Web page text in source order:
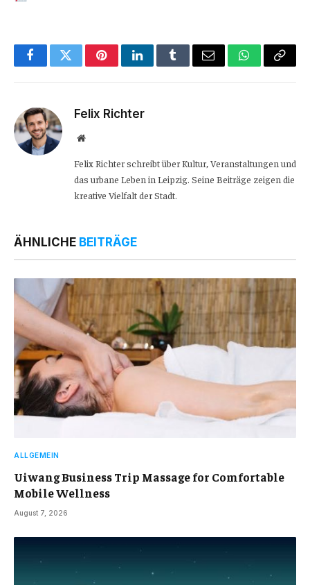
FacebookTwitterPinterestLinkedInTumblrEmail WhatsApp
Copy
Felix Richter
Website
Felix Richter schreibt über Kultur, Veranstaltungen und
das urbane Leben in Leipzig. Seine Beiträge zeigen die
kreative Vielfalt der Stadt.
ÄHNLICHE BEITRÄGE
ALLGEMEIN
Uiwang Business Trip Massage for Comfortable
Mobile Wellness
August 7, 2026